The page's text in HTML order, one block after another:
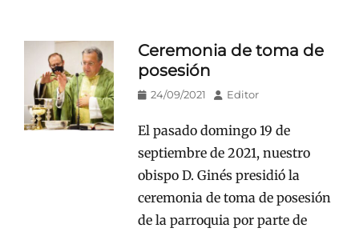
Ceremonia de toma de
posesión
Publicado
24/09/2021 AutorEditor
El pasado domingo 19 de
septiembre de 2021, nuestro
obispo D. Ginés presidió la
ceremonia de toma de posesión
de la parroquia por parte de